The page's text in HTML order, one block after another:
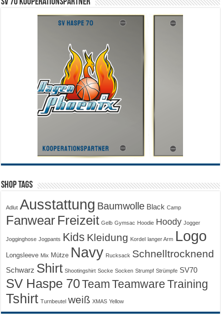
Shop Tags
Adlut Ausstattung Baumwolle Black Camp
Fanwear Freizeit Gelb Gymsac Hoodie Hoody Jogger
Jogginghose Jogpants Kids Kleidung Kordel langer Arm Logo
Longsleeve Mix Mütze Navy Rucksack Schnelltrocknend
Schwarz Shirt Shootingshirt Socke Socken Strumpf Strümpfe SV70
SV Haspe 70Team Teamware Training
Tshirt Turnbeutel weiß XMAS Yellow